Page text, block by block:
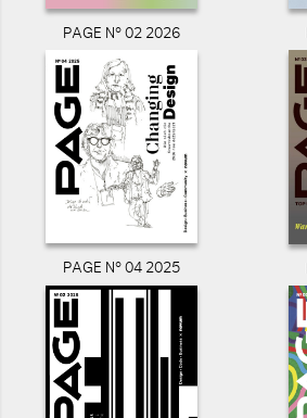
PAGE N° 02 2026
PAGE N° 04 2025